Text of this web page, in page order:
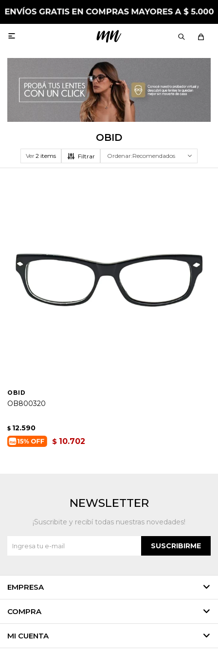

OBID
Ver Recomendados
OBID
OB800320
$ 12.590
$ 10.702
EMPRESA
COMPRA
MI CUENTA
NEWSLETTER
¡Suscribite y recibí todas nuestras novedades!
SUSCRIBIRME